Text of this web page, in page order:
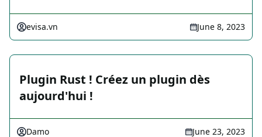
evisa.vn June 8, 2023
Plugin Rust ! Créez un plugin dès
aujourd'hui !
Damo June 23, 2023